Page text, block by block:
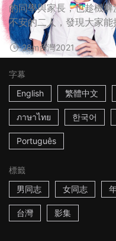
的同學與家長，也趁機
不安的二人，發現大家能
28m台灣2021
字幕
English
繁體中文
ภาษาไทย 한국어
Português
標籤
男同志
女同志
台灣 影集